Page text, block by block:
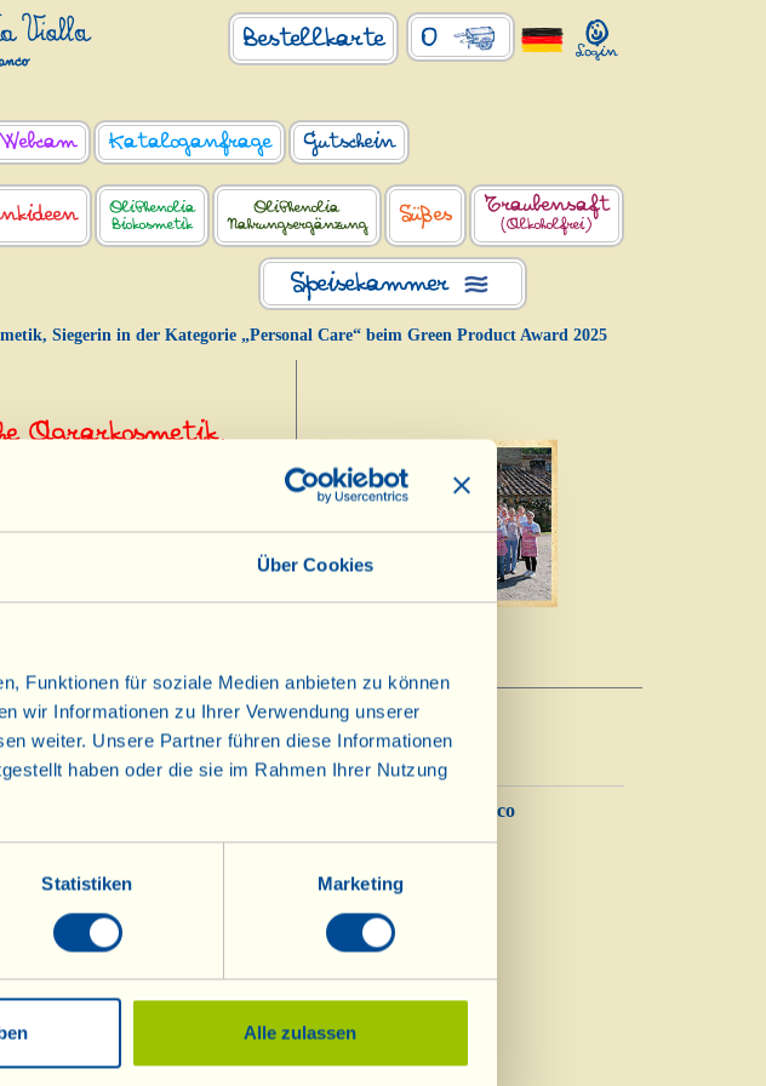
Über Cookies
Funktionen für soziale Medien anbieten zu können
wir Informationen zu Ihrer Verwendung unserer
weiter. Unsere Partner führen diese Informationen
haben oder die sie im Rahmen Ihrer Nutzung
Statistiken Marketing
Alle zulassen
0
Bestellkarte
Webcam Kataloganfrage Gutschein
OliPhenolia
Biokosmetik
OliPhenolia
Nahrungsergänzung
Süßes Traubensaft
(Alkoholfrei)
Speisekammer
Siegerin in der Kategorie „Personal Care“ beim Green Product Award 2025
Agrarkosmetik,
bei den Feierlichkeiten „zu
Balsamico